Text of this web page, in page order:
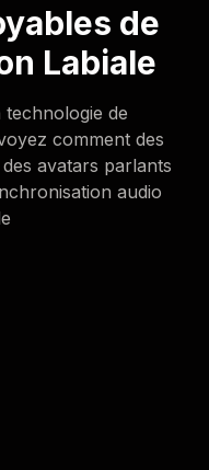
de
Labiale
technologie de
comment des
avatars parlants
audio
graffiti
features a